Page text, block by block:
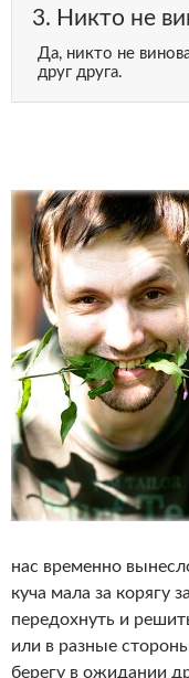
3. Никто не
Да, никто не
друг друга.
нас временно
куча мала за корягу
передохнуть и
или в разные
берегу в ожидании